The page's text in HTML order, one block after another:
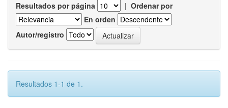
Resultados por página | Ordenar por
En orden
Autor/registro
Resultados 1-1 de 1.